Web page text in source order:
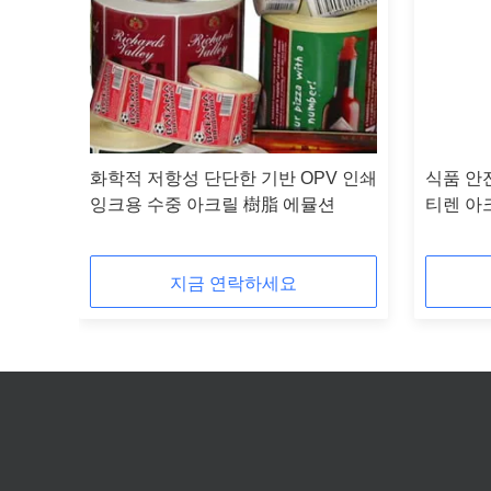
화학적 저항성 단단한 기반 OPV 인쇄
잉크용 수중 아크릴 樹脂 에뮬션
지금 연락하세요
식품 안
티렌 아